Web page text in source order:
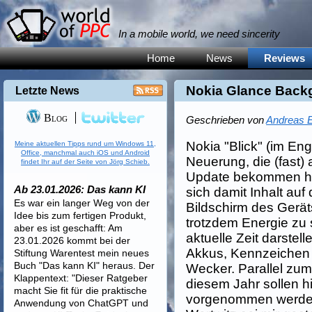
In a mobile world, we need sincerity
Home News Reviews
Nokia Glance
Geschrieben vonAndreas
Nokia "Blick" (im
Neuerung, die (fast)
Update bekommen
sich damit Inhalt auf
Bildschirm des
trotzdem Energie zu
aktuelle Zeit
Akkus,
Wecker. Parallel
diesem Jahr sollen
vorgenommen
Letzte News
Blog
Meine aktuellen Tipps rund um Windows 11,
Office, manchmal auch iOS und Android
findet Ihr auf der Seite von Jörg Schieb.
Ab 23.01.2026: Das kann KI
Es war ein langer Weg von der
Idee bis zum fertigen Produkt,
aber es ist geschafft: Am
23.01.2026 kommt bei der
Stiftung Warentest mein neues
Buch "Das kann KI" heraus. Der
Klappentext: "Dieser Ratgeber
macht Sie fit für die praktische
Anwendung von ChatGPT und